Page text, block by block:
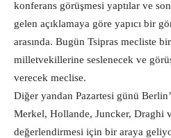
konferans görüşmesi yaptılar ve
gelen açıklamaya göre yapıcı bir
arasında. Bugün Tsipras mecliste
milletvekillerine seslenecek ve
verecek meclise.
Diğer yandan Pazartesi günü
Merkel, Hollande, Juncker, Draghi
değerlendirmesi için bir araya